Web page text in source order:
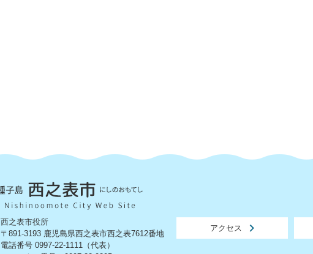
西之表市役所
〒891-3193 鹿児島県西之表市西之表7612番地
電話番号 0997-22-1111（代表）
アクセス